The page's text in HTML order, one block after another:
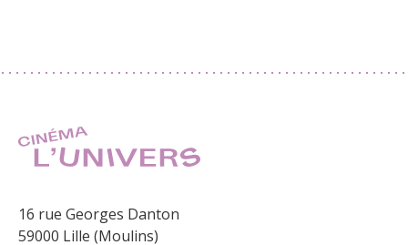
16 rue Georges Danton
59000 Lille (Moulins)